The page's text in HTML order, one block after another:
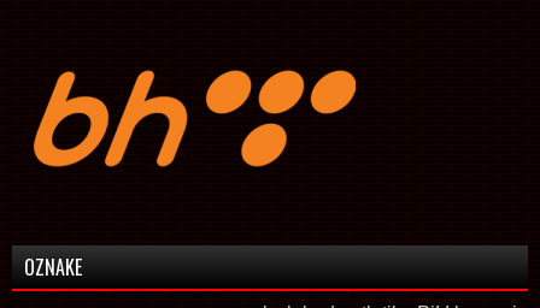
OZNAKE